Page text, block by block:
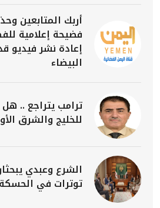
أربك المتابعين
فضيحة إعلامية
إعادة نشر فيديو
البيضاء
ترامب يتراجع ..
للخليج والشرق
الشرع وعبدي
توترات في الحسكة